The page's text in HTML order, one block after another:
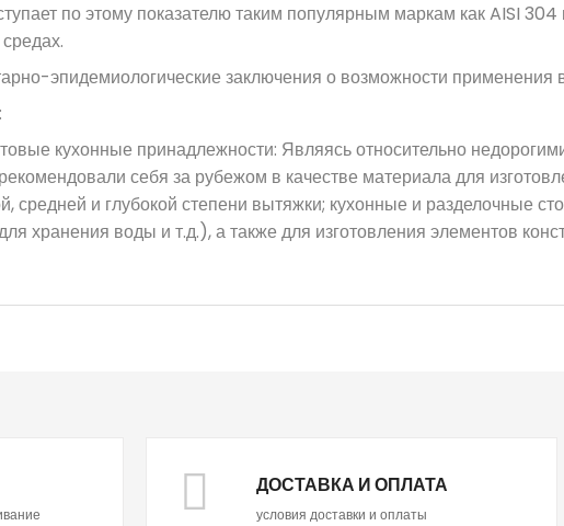
по этому показателю таким популярным маркам как AISI
эпидемиологические заключения о возможности
кухонные принадлежности: Являясь относительно
себя за рубежом в качестве материала для
средней и глубокой степени вытяжки; кухонные и разделочные
хранения воды и т.д.), а также для изготовления элементов
ДОСТАВКА И ОПЛАТА
условия доставки и оплаты